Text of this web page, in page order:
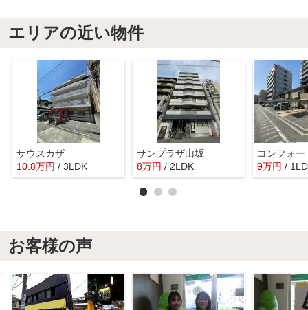
エリアの近い物件
サウスカザ
10.8万円 / 3LDK
サンプラザ山坂
8万円 / 2LDK
コンフォー
9万円 /
お客様の声